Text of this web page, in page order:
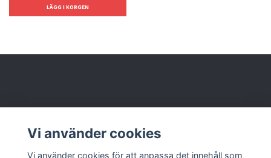
Läs mer
Vi använder cookies
Vi använder cookies för att anpassa det innehåll som